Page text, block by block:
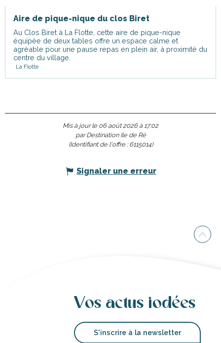
Aire de pique-nique du clos Biret
Au Clos Biret à La Flotte, cette aire de pique-nique
équipée de deux tables offre un espace calme et
agréable pour une pause repas en plein air, à proximité du
centre du village.
La Flotte
Mis à jour le 06 août 2026 à 17:02
par Destination Ile de Ré
(Identifiant de l'offre : 6115014)
Signaler une erreur
Vos actus iodées
S'inscrire à la newsletter